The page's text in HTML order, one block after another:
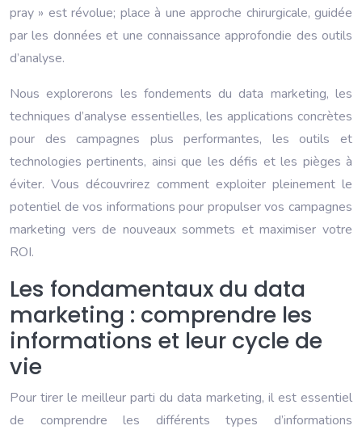
pray » est révolue; place à une approche chirurgicale, guidée
par les données et une connaissance approfondie des outils
d’analyse.
Nous explorerons les fondements du data marketing, les
techniques d’analyse essentielles, les applications concrètes
pour des campagnes plus performantes, les outils et
technologies pertinents, ainsi que les défis et les pièges à
éviter. Vous découvrirez comment exploiter pleinement le
potentiel de vos informations pour propulser vos campagnes
marketing vers de nouveaux sommets et maximiser votre
ROI.
Les fondamentaux du data
marketing : comprendre les
informations et leur cycle de
vie
Pour tirer le meilleur parti du data marketing, il est essentiel
de comprendre les différents types d’informations